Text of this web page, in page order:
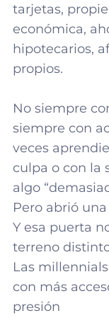
tarjetas,
económica,
hipotecarios,
propios.
No siempre
siempre con
veces
culpa o con la
algo
Pero abrió
Y esa puerta
terreno
Las
con más
presión